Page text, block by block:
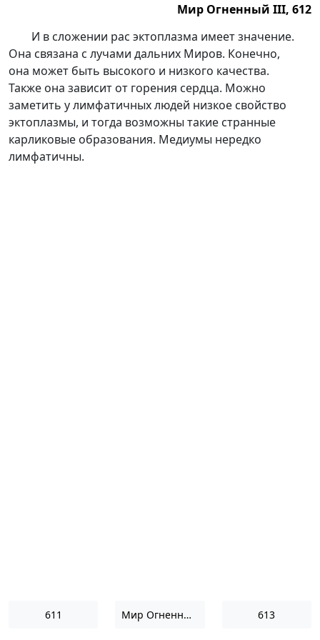
Мир Огненный III, 612
Мир Огненный III, 612.
И в сложении рас эктоплазма имеет значение.
Она связана с лучами дальних Миров. Конечно,
она может быть высокого и низкого качества.
Также она зависит от горения сердца. Можно
заметить у лимфатичных людей низкое свойство
эктоплазмы, и тогда возможны такие странные
карликовые образования. Медиумы нередко
лимфатичны.
611 Мир Огненный III 613